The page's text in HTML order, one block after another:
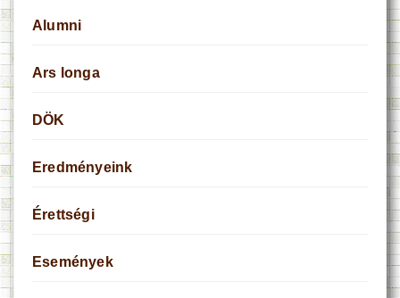
Alumni
Ars longa
DÖK
Eredményeink
Érettségi
Események